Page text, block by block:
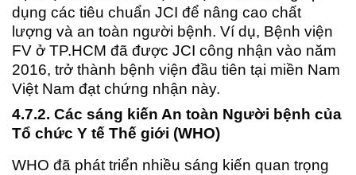
dụng các tiêu chuẩn JCI để nâng cao chất
lượng và an toàn người bệnh. Ví dụ, Bệnh viện
FV ở TP.HCM đã được JCI công nhận vào năm
2016, trở thành bệnh viện đầu tiên tại miền Nam
Việt Nam đạt chứng nhận này.
4.7.2. Các sáng kiến An toàn Người bệnh của
Tổ chức Y tế Thế giới (WHO)
WHO đã phát triển nhiều sáng kiến quan trọng